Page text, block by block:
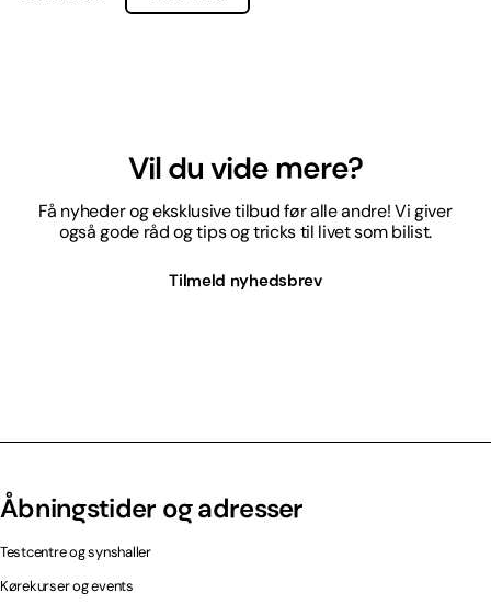
Vil du vide mere?
Få nyheder og eksklusive tilbud før alle andre! Vi giver
også gode råd og tips og tricks til livet som bilist.
Tilmeld nyhedsbrev
Åbningstider og adresser
Testcentre og synshaller
Kørekurser og events